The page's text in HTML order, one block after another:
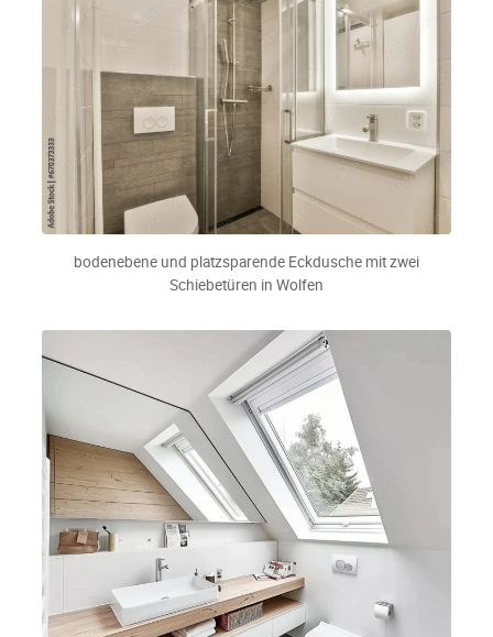
bodenebene und platzsparende Eckdusche mit zwei
Schiebetüren in Wolfen